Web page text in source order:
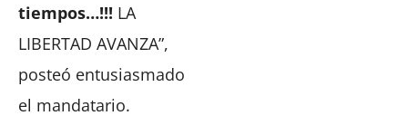
tiempos…!!! LA
LIBERTAD AVANZA”,
posteó entusiasmado
el mandatario.